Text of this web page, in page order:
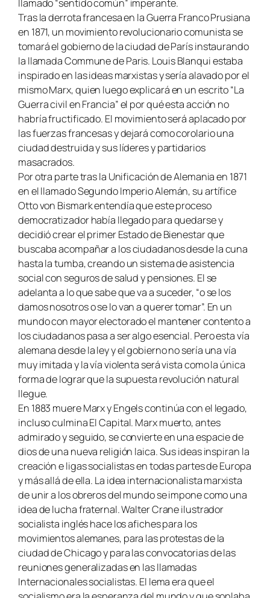
llamado “sentido común” imperante.
Tras la derrota francesa en la Guerra Franco Prusiana
en 1871, un movimiento revolucionario comunista se
tomará el gobierno de la ciudad de París instaurando
la llamadaCommune de Paris. Louis Blanqui estaba
inspirado en las ideas marxistas y sería alavado por el
mismo Marx, quien luego explicará en un escrito “La
Guerra civil en Francia” el por qué esta acción no
habría fructificado. El movimiento será aplacado por
las fuerzas francesas y dejará como corolario una
ciudad destruida y sus líderes y partidarios
masacrados.
Por otra parte tras la Unificación de Alemania en 1871
en el llamado Segundo Imperio Alemán, su artífice
Otto von Bismark entendía que este proceso
democratizador había llegado para quedarse y
decidió crear el primer Estado de Bienestar que
buscaba acompañar a los ciudadanos desde la cuna
hasta la tumba, creando un sistema de asistencia
social con seguros de salud y pensiones. El se
adelanta a lo que sabe que va a suceder, “o se los
damos nosotros o se lo van a querer tomar”. En un
mundo con mayor electorado el mantener contento a
los ciudadanos pasa a ser algo esencial. Pero esta vía
alemana desde la ley y el gobierno no sería una vía
muy imitada y la vía violenta será vista como la única
forma de lograr que la supuesta revolución natural
llegue.
En 1883 muere Marx y Engels continúa con el legado,
incluso culminaEl Capital. Marx muerto, antes
admirado y seguido, se convierte en una espacie de
dios de una nueva religión laica. Sus ideas inspiran la
creación e ligas socialistas en todas partes de Europa
y más allá de ella. La idea internacionalista marxista
de unir a los obreros del mundo se impone como una
idea de lucha fraternal. Walter Crane ilustrador
socialista inglés hace los afiches para los
movimientos alemanes, para las protestas de la
ciudad de Chicago y para las convocatorias de las
reuniones generalizadas en las llamadas
Internacionales socialistas. El lema era que el